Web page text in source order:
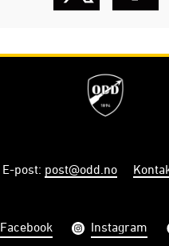
E-post: post@odd.no
Facebook Instagram